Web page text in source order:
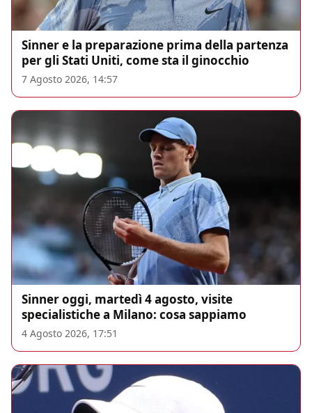
Sinner e la preparazione prima della partenza
per gli Stati Uniti, come sta il ginocchio
7 Agosto 2026, 14:57
Sinner oggi, martedì 4 agosto, visite
specialistiche a Milano: cosa sappiamo
4 Agosto 2026, 17:51